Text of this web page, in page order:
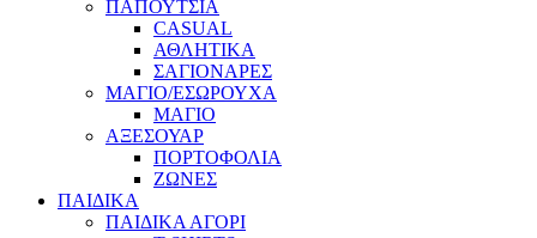
ΠΑΠΟΥΤΣΙΑ
CASUAL
ΑΘΛΗΤΙΚΑ
ΣΑΓΙΟΝΑΡΕΣ
ΜΑΓΙΟ/ΕΣΩΡΟΥΧΑ
ΜΑΓΙΟ
ΑΞΕΣΟΥΑΡ
ΠΟΡΤΟΦΟΛΙΑ
ΖΩΝΕΣ
ΠΑΙΔΙΚΑ
ΠΑΙΔΙΚΑ ΑΓΟΡΙ